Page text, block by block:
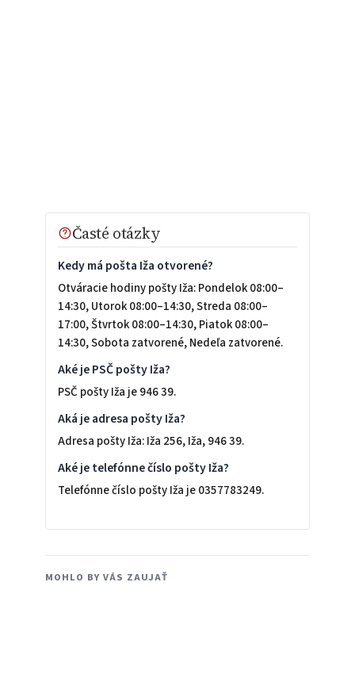
Časté otázky
Kedy má pošta Iža otvorené?
Otváracie hodiny pošty Iža: Pondelok 08:00–
14:30, Utorok 08:00–14:30, Streda 08:00–
17:00, Štvrtok 08:00–14:30, Piatok 08:00–
14:30, Sobota zatvorené, Nedeľa zatvorené.
Aké je PSČ pošty Iža?
PSČ pošty Iža je 946 39.
Aká je adresa pošty Iža?
Adresa pošty Iža: Iža 256, Iža, 946 39.
Aké je telefónne číslo pošty Iža?
Telefónne číslo pošty Iža je 0357783249.
MOHLO BY VÁS ZAUJAŤ